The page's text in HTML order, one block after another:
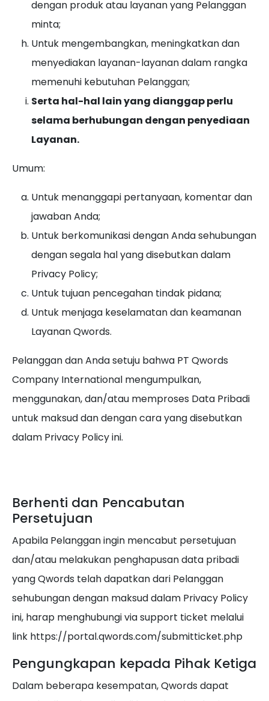
dengan produk atau layanan yang Pelanggan
minta;
Untuk mengembangkan, meningkatkan dan
menyediakan layanan-layanan dalam rangka
memenuhi kebutuhan Pelanggan;
Serta hal-hal lain yang dianggap perlu
selama berhubungan dengan penyediaan
Layanan.
Umum:
Untuk menanggapi pertanyaan, komentar dan
jawaban Anda;
Untuk berkomunikasi dengan Anda sehubungan
dengan segala hal yang disebutkan dalam
Privacy Policy;
Untuk tujuan pencegahan tindak pidana;
Untuk menjaga keselamatan dan keamanan
Layanan Qwords.
Pelanggan dan Anda setuju bahwa PT Qwords
Company International mengumpulkan,
menggunakan, dan/atau memproses Data Pribadi
untuk maksud dan dengan cara yang disebutkan
dalam Privacy Policy ini.
Berhenti dan Pencabutan
Persetujuan
Apabila Pelanggan ingin mencabut persetujuan
dan/atau melakukan penghapusan data pribadi
yang Qwords telah dapatkan dari Pelanggan
sehubungan dengan maksud dalam Privacy Policy
ini, harap menghubungi via support ticket melalui
link https://portal.qwords.com/submitticket.php
Pengungkapan kepada Pihak Ketiga
Dalam beberapa kesempatan, Qwords dapat